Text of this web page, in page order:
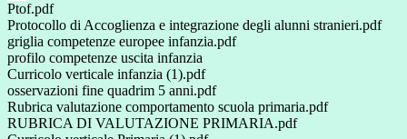
Ptof.pdf
Protocollo di Accoglienza e integrazione degli alunni stranieri.pdf
griglia competenze europee infanzia.pdf
profilo competenze uscita infanzia
Curricolo verticale infanzia (1).pdf
osservazioni fine quadrim 5 anni.pdf
Rubrica valutazione comportamento scuola primaria.pdf
RUBRICA DI VALUTAZIONE PRIMARIA.pdf